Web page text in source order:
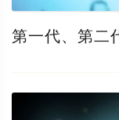
第一代、第二